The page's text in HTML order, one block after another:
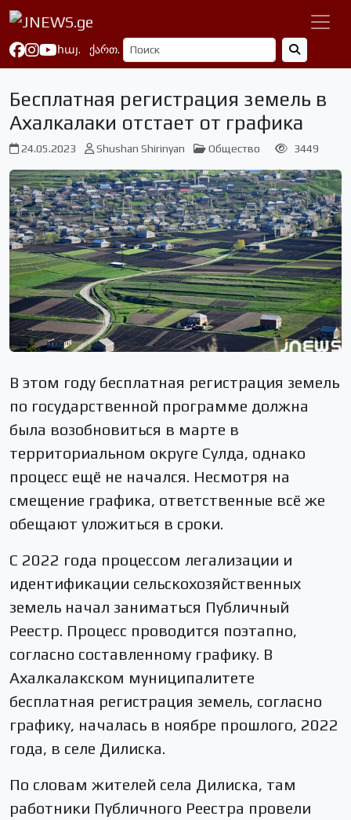
հայ. ქართ.
Бесплатная регистрация земель в
Ахалкалаки отстает от графика
24.05.2023 Shushan Shirinyan Общество 3449
В этом году бесплатная регистрация земель
по государственной программе должна
была возобновиться в марте в
территориальном округе Сулда, однако
процесс ещё не начался. Несмотря на
смещение графика, ответственные всё же
обещают уложиться в сроки.
С 2022 года процессом легализации и
идентификации сельскохозяйственных
земель начал заниматься Публичный
Реестр. Процесс проводится поэтапно,
согласно составленному графику. В
Ахалкалакском муниципалитете
бесплатная регистрация земель, согласно
графику, началась в ноябре прошлого, 2022
года, в селе Дилиска.
По словам жителей села Дилиска, там
работники Публичного Реестра провели